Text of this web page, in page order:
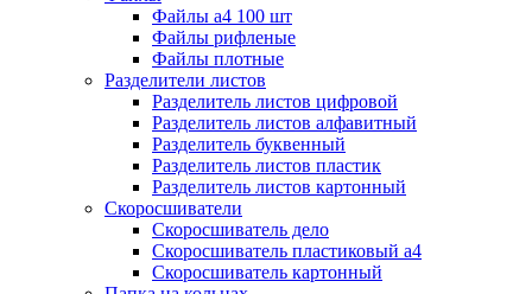
Файлы а4 100 шт
Файлы рифленые
Файлы плотные
Разделители листов
Разделитель листов цифровой
Разделитель листов алфавитный
Разделитель буквенный
Разделитель листов пластик
Разделитель листов картонный
Скоросшиватели
Скоросшиватель дело
Скоросшиватель пластиковый а4
Скоросшиватель картонный